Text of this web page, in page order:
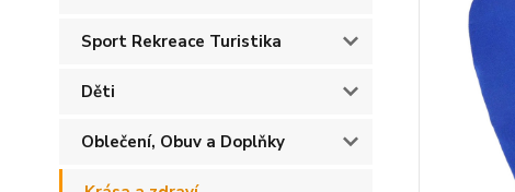
Sport Rekreace Turistika
Děti
Oblečení, Obuv a Doplňky